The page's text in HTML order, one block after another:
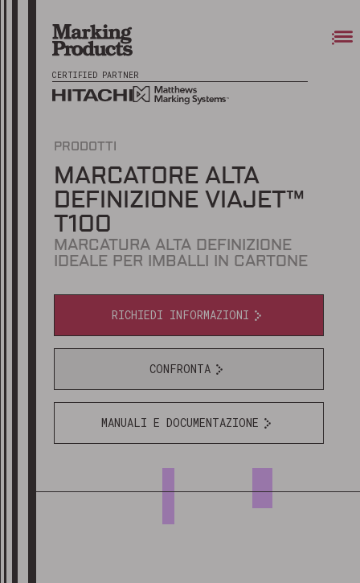
CERTIFIED PARTNER
PRODOTTI
MARCATORE ALTA
DEFINIZIONE VIAJET™
T100
MARCATURA ALTA DEFINIZIONE
IDEALE PER IMBALLI IN CARTONE
RICHIEDI INFORMAZIONI
CONFRONTA
MANUALI E DOCUMENTAZIONE